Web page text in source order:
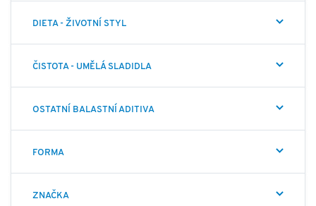
DIETA - ŽIVOTNÍ STYL
ČISTOTA - UMĚLÁ SLADIDLA
OSTATNÍ BALASTNÍ ADITIVA
FORMA
ZNAČKA